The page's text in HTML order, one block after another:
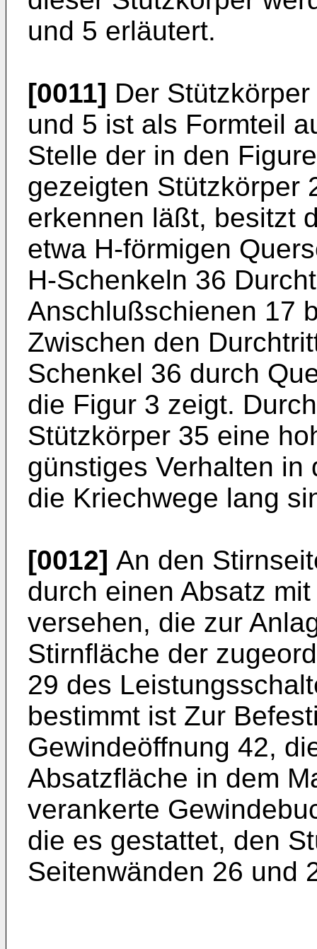
und 5 erläutert.
[0011] Der
und 5 ist als Formteil
Stelle der in den
gezeigten Stützkörper
erkennen läßt, besitzt
etwa H-förmigen
H-Schenkeln 36
Anschlußschienen 17
Zwischen den
Schenkel 36 durch
die Figur 3 zeigt.
Stützkörper 35 eine
günstiges Verhalten
die Kriechwege lang
[0012] An den
durch einen Absatz
versehen, die zur
Stirnfläche der
29 des
bestimmt ist Zur
Gewindeöffnung 42,
Absatzfläche in dem
verankerte
die es gestattet, den
Seitenwänden 26 und